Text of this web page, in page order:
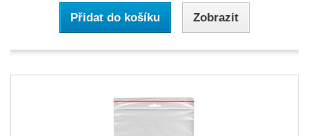
Přidat do košíku Zobrazit